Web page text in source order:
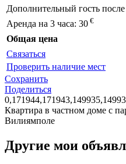
Дополнительный гость после
Аренда на 3 часа: 30 €
Общая цена
Связаться
Проверить наличие мест
Сохранить
Поделиться
Квартира в частном доме с
Вилиямполе
Другие мои